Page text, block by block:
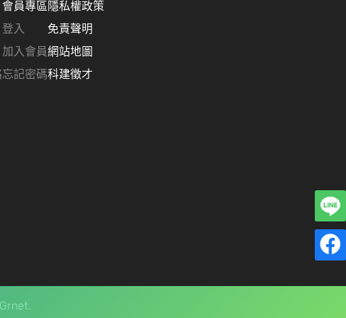
會員專區
登入
加入會員
忘記密碼
隱私權政策
免責聲明
網站地圖
科建徵才
Grnet.